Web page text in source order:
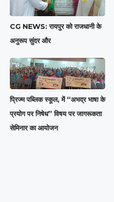
CG NEWS: रायपुर को राजधानी के
अनुरूप सुंदर और
प्रिज्म पब्लिक स्कूल, में “अभद्र भाषा के
प्रयोग पर निषेध” विषय पर जागरूकता
सेमिनार का आयोजन